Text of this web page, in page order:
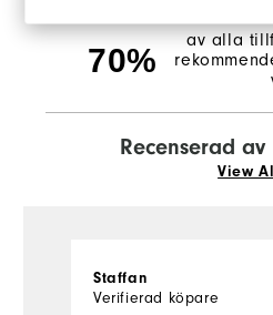
70%
av alla
Recenserad av
View
Staffan
Verifierad köpare